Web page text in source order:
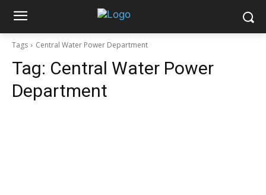
Tags Central Water Power Department
Tag: Central Water Power
Department